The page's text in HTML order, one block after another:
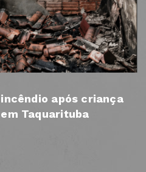
após criança
Taquarituba